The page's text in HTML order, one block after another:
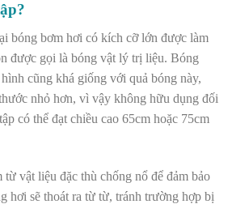
bóng bơm hơi có kích cỡ lớn được làm
được gọi là bóng vật lý trị liệu. Bóng
cũng khá giống với quả bóng này,
nhỏ hơn, vì vậy không hữu dụng đối
có thể đạt chiều cao 65cm hoặc 75cm
từ vật liệu đặc thù chống nổ để đảm bảo
hơi sẽ thoát ra từ từ, tránh trường hợp bị